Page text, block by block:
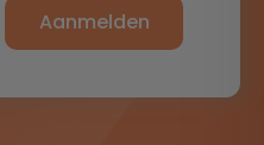
Aanmelden